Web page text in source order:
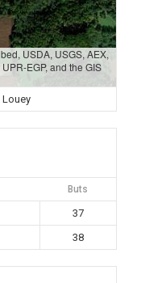
USDA, USGS, AEX,
EGP, and the GIS
Louey
Buts
37
38